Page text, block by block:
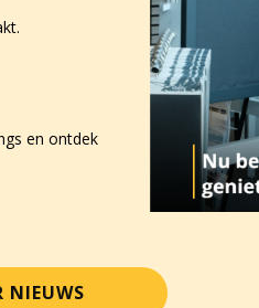
en ontdek
NIEUWS